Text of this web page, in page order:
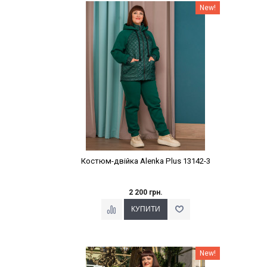
Наклейки Варіант з % New!
Костюм-двійка Alenka Plus 13142-3
2 200 грн.
Наклейки Варіант з % New!